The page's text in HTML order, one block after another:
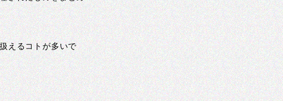
えるコトが多いで